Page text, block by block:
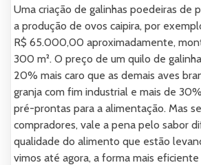
Uma criação de galinhas poedeiras de
a produção de ovos caipira, por
R$ 65.000,00 aproximadamente,
300 m². O preço de um quilo de
20% mais caro que as demais aves
granja com fim industrial e mais de
pré-prontas para a alimentação. Mas
compradores, vale a pena pelo sabor
qualidade do alimento que estão
vimos até agora, a forma mais